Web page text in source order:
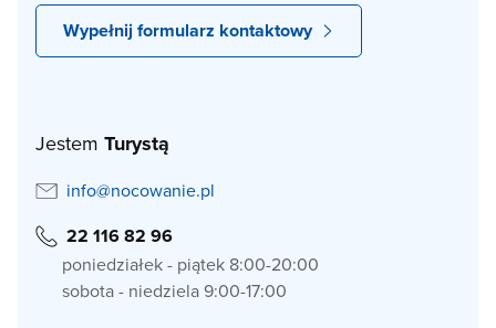
Wypełnij formularz kontaktowy
Jestem Turystą
info@nocowanie.pl
22 116 82 96
poniedziałek - piątek 8:00-20:00
sobota - niedziela 9:00-17:00